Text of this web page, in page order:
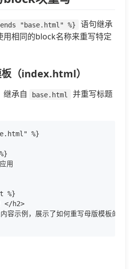
"base.html" %}
语句继承
用相同的block名称来重写特定
（index.html）
继承自 base.html
并重写标题
%}
用
%}
</h2>
容示例，展示了如何重写母版模板的